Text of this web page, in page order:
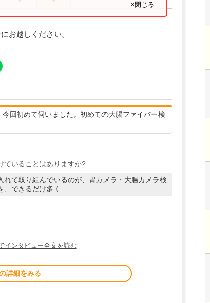
×閉じる
お越しください。
回初めて伺いました。初めての大腸ファイバー検
ていることはありますか?
れて取り組んでいるのが、胃カメラ・大腸カメラ検
、できるだけ多く…
インタビュー全文を読む
詳細をみる